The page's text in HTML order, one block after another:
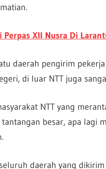
XII Nusra Di
daerah pengirim
di luar NTT juga
NTT yang
besar, apa lagi
daerah yang